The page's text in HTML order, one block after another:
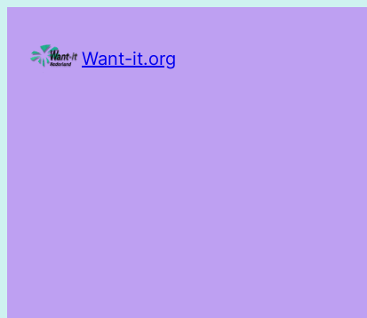
Want-it.org